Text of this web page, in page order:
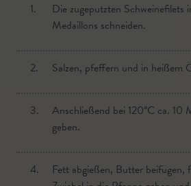
1.
Die zugeputzten Schweinefilets
Medaillons schneiden.
2. Salzen, pfeffern und in heißem
3.
Anschließend bei 120°C ca. 10
geben.
4.
Fett abgießen, Butter beifügen,
1.
Alle Zutaten für die Spätzle
einem glatten Teig verrühren.
2. Reichlich Salzwasser zum
3.
Teig mittels Spätzlehobel
Kochlöffel umrühren.
4.
Nockerl aufkochen lassen,
1. Gemüse waschen und wenn
schneiden.
3. Bei Broccoli und Karfiol nur die